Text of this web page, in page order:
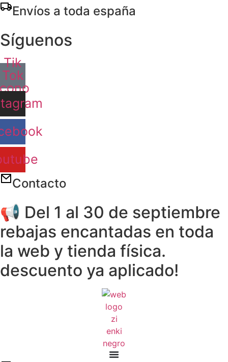
Ir
Envíos a toda españa
Síguenos
Tik
Tok
Contacto
📢 Del 1 al 30 de septiembre
rebajas encantadas en toda
la web y tienda física.
descuento ya aplicado!